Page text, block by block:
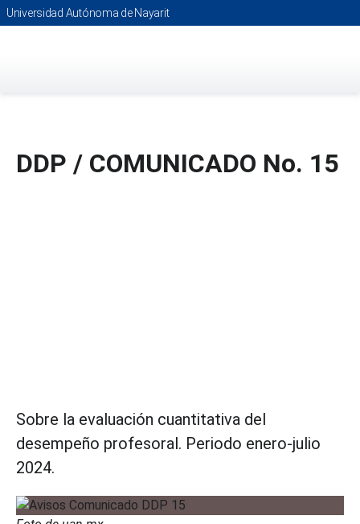
Saltar
al
Universidad Autónoma de Nayarit
DDP / COMUNICADO No. 15
Sobre la evaluación cuantitativa del
desempeño profesoral. Periodo enero-julio
2024.